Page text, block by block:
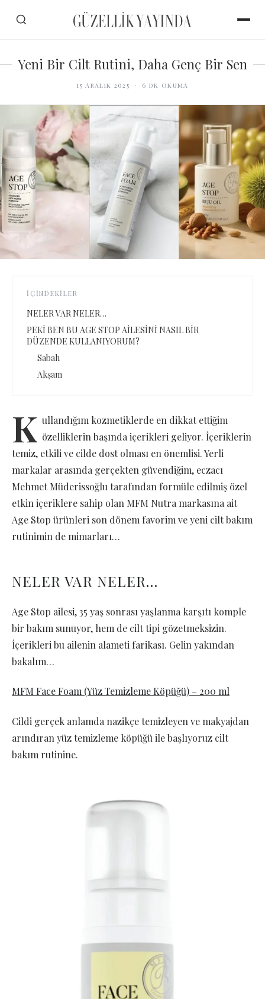
Yeni Bir Cilt Rutini, Daha Genç Bir Sen
15 Aralık 2025 · 6 dk okuma
İÇINDEKILER
NELER VAR NELER…
PEKİ BEN BU AGE STOP AİLESİNİ NASIL BİR
DÜZENDE KULLANIYORUM?
Sabah
Akşam
K ullandığım kozmetiklerde en dikkat ettiğim
özelliklerin başında içerikleri geliyor. İçeriklerin
temiz, etkili ve cilde dost olması en önemlisi. Yerli
markalar arasında gerçekten güvendiğim, eczacı
Mehmet Müderissoğlu tarafından formüle edilmiş özel
etkin içeriklere sahip olan MFM Nutra markasına ait
Age Stop ürünleri son dönem favorim ve yeni cilt bakım
rutinimin de mimarları…
NELER VAR NELER…
Age Stop ailesi, 35 yaş sonrası yaşlanma karşıtı komple
bir bakım sunuyor, hem de cilt tipi gözetmeksizin.
İçerikleri bu ailenin alameti farikası. Gelin yakından
bakalım…
MFM Face Foam (Yüz Temizleme Köpüğü) – 200 ml
Cildi gerçek anlamda nazikçe temizleyen ve makyajdan
arındıran yüz temizleme köpüğü ile başlıyoruz cilt
bakım rutinine.